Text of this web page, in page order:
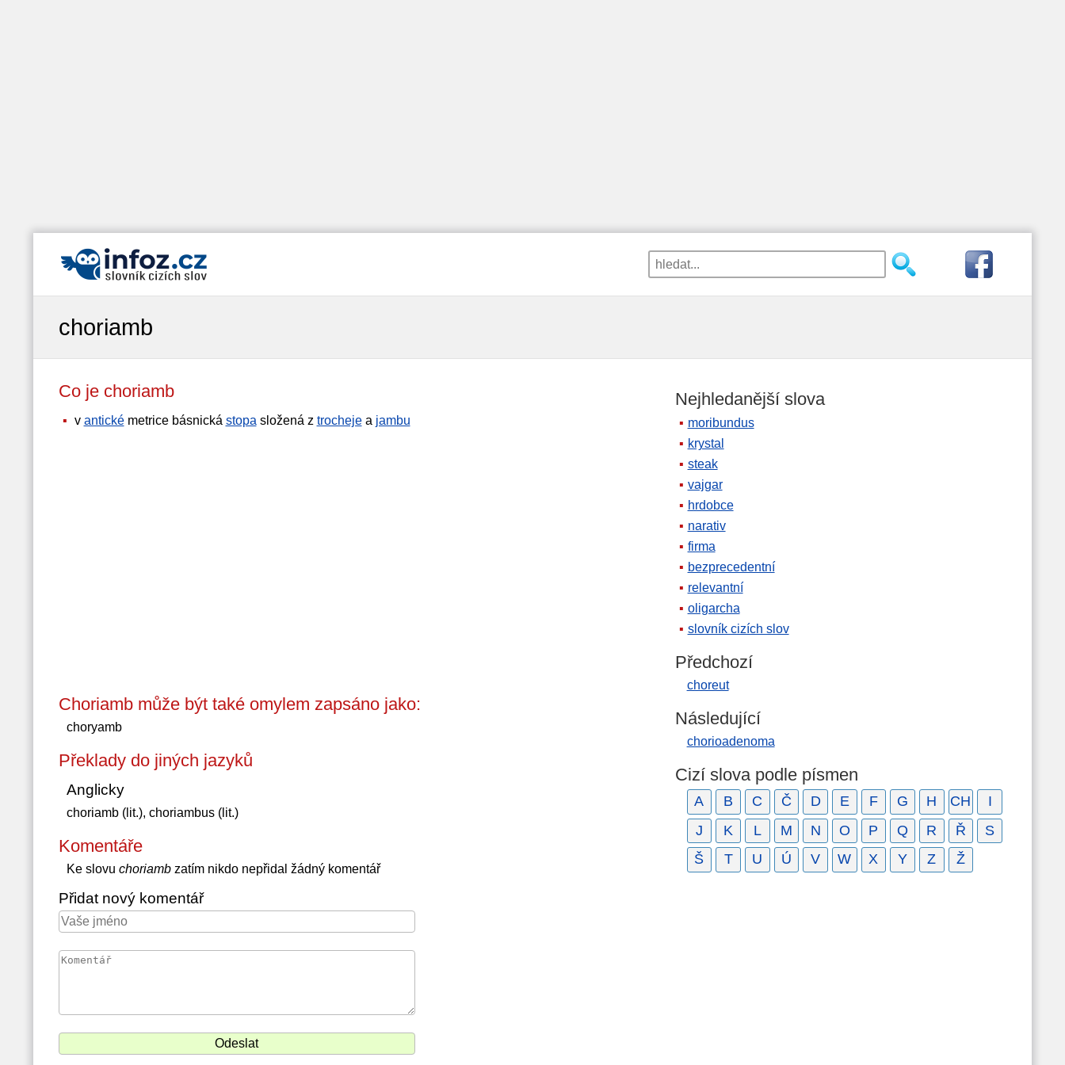
choriamb
Co je choriamb
v antickémetrice básnická stopa složená z trochejea jambu
Choriamb může být také omylem zapsáno jako:
choryamb
Překlady do jiných jazyků
Anglicky
choriamb (lit.), choriambus (lit.)
Komentáře
Ke slovu choriambzatím nikdo nepřidal žádný komentář
Přidat nový komentář
Nejhledanější slova
moribundus
krystal
steak
vajgar
hrdobce
narativ
firma
bezprecedentní
relevantní
oligarcha
slovník cizích slov
Předchozí
choreut
Následující
chorioadenoma
Cizí slova podle písmen
A B C Č D E F G H CH
I
J
K L M N O P Q R Ř
S
Š
T U Ú V W X Y Z Ž